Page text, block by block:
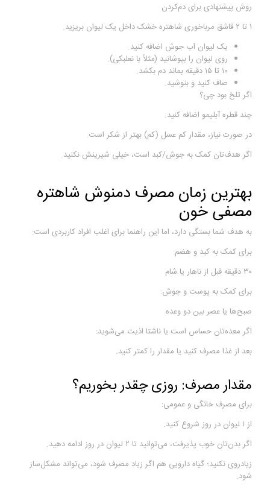
روش پیشنهادی برای دم‌کردن
۱ تا ۲ قاشق مرباخوری شاهتره خشک داخل یک لیوان بریزید.
یک لیوان آب جوش اضافه کنید.
روی لیوان را بپوشانید (مثلاً با نعلبکی).
۱۰ تا ۱۵ دقیقه بماند دم بکشد.
صاف کنید و بنوشید.
اگر تلخ بود چی؟
چند قطره آبلیمو اضافه کنید.
در صورت نیاز، مقدار کم عسل (کم) بهتر از شکر است.
اگر هدف‌تان کمک به جوش/کبد است، خیلی شیرینش نکنید.
بهترین زمان مصرف دمنوش شاهتره
مصفی خون
به هدف شما بستگی دارد، اما این راهنما برای اغلب افراد کاربردی است:
برای کمک به کبد و هضم:
۳۰ دقیقه قبل از ناهار یا شام
برای کمک به پوست و جوش:
صبح‌ها یا عصر بین دو وعده
اگر معده‌تان حساس است یا ناشتا اذیت می‌شوید:
بعد از غذا مصرف کنید یا مقدار را کمتر کنید.
مقدار مصرف: روزی چقدر بخوریم؟
برای مصرف خانگی و عمومی:
از ۱ لیوان در روز شروع کنید.
اگر بدن‌تان خوب پذیرفت، می‌توانید تا ۲ لیوان در روز ادامه دهید.
زیادروی نکنید؛ گیاه دارویی هم اگر زیاد مصرف شود، می‌تواند مشکل‌ساز
شود.